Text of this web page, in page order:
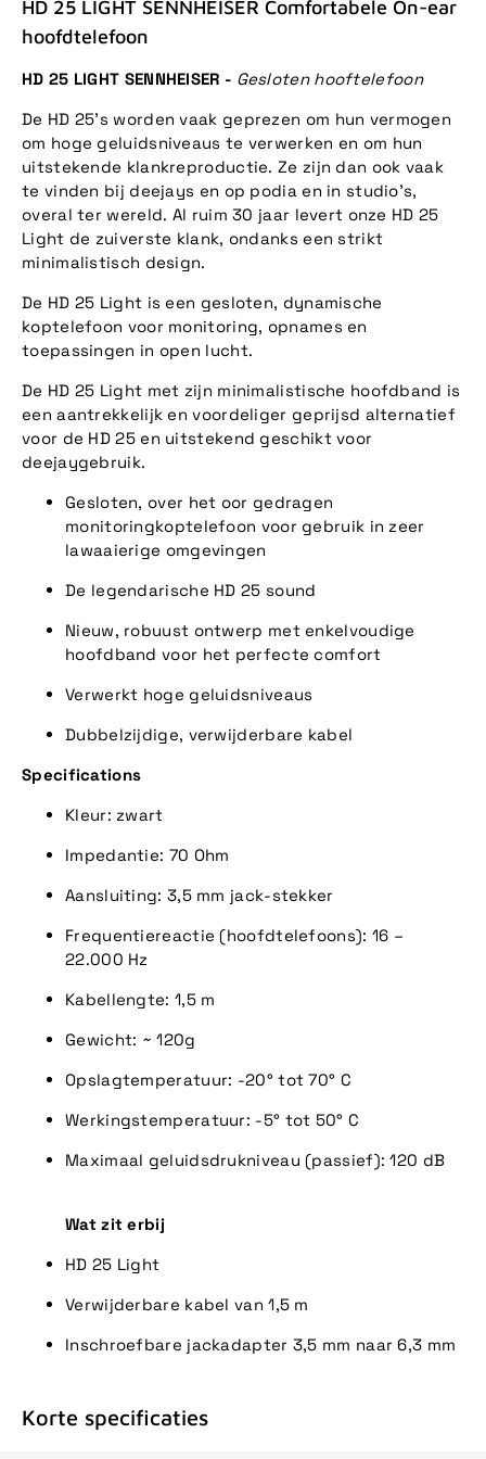
HD 25 LIGHT SENNHEISER Comfortabele On-ear
hoofdtelefoon
HD 25 LIGHT SENNHEISER - Gesloten hooftelefoon
De HD 25’s worden vaak geprezen om hun vermogen
om hoge geluidsniveaus te verwerken en om hun
uitstekende klankreproductie. Ze zijn dan ook vaak
te vinden bij deejays en op podia en in studio’s,
overal ter wereld. Al ruim 30 jaar levert onze HD 25
Light de zuiverste klank, ondanks een strikt
minimalistisch design.
De HD 25 Light is een gesloten, dynamische
koptelefoon voor monitoring, opnames en
toepassingen in open lucht.
De HD 25 Light met zijn minimalistische hoofdband is
een aantrekkelijk en voordeliger geprijsd alternatief
voor de HD 25 en uitstekend geschikt voor
deejaygebruik.
Gesloten, over het oor gedragen
monitoringkoptelefoon voor gebruik in zeer
lawaaierige omgevingen
De legendarische HD 25 sound
Nieuw, robuust ontwerp met enkelvoudige
hoofdband voor het perfecte comfort
Verwerkt hoge geluidsniveaus
Dubbelzijdige, verwijderbare kabel
Specifications
Kleur: zwart
Impedantie: 70 Ohm
Aansluiting: 3,5 mm jack-stekker
Frequentiereactie (hoofdtelefoons): 16 –
22.000 Hz
Kabellengte: 1,5 m
Gewicht: ~ 120g
Opslagtemperatuur: -20° tot 70° C
Werkingstemperatuur: -5° tot 50° C
Maximaal geluidsdrukniveau (passief):120 dB
Wat zit erbij
HD 25 Light
Verwijderbare kabel van 1,5 m
Inschroefbare jackadapter 3,5 mm naar 6,3 mm
Korte specificaties